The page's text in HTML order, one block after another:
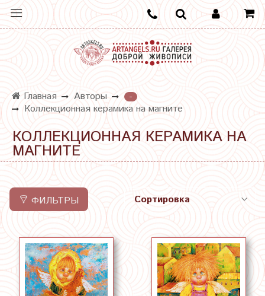
Главная Авторы
-
Коллекционная керамика на магните
КОЛЛЕКЦИОННАЯ КЕРАМИКА НА
МАГНИТЕ
ФИЛЬТРЫ